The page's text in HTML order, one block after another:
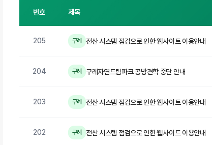
번호 제목
205 구례 전산 시스템 점검으로 인한 웹사이트 이용안내
204 구례 구레자연드림파크 공방견학 중단 안내
203 구례 전산 시스템 점검으로 인한 웹사이트 이용안내
202 구례 전산 시스템 점검으로 인한 웹사이트 이용안내